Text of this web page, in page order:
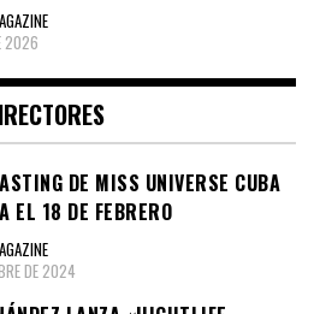
2026
DE MISS UNIVERSE CUBA
EL 18 DE FEBRERO
DE 2024